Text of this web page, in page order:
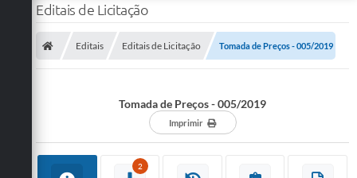
Editais de Licitação
Editais Editais de Licitação Tomada de Preços - 005/2019
Tomada de Preços - 005/2019
Imprimir
2